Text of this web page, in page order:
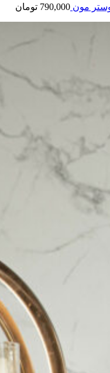
مون 790,000 تومان